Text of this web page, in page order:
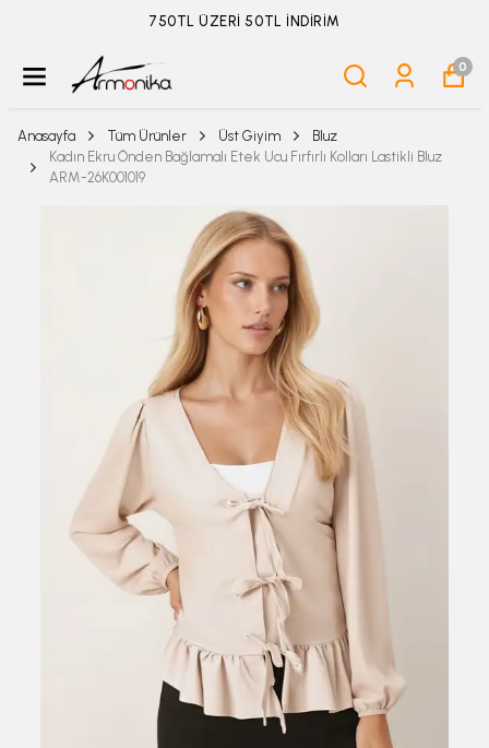
ÜYELİKSİZ SİPARİŞ İADE TALEBİ İÇİN TIKLA
0
Anasayfa Tüm Ürünler Üst Giyim
Bluz
Kadın Ekru Önden Bağlamalı Etek Ucu Fırfırlı Kolları Lastikli Bluz
ARM-26K001019